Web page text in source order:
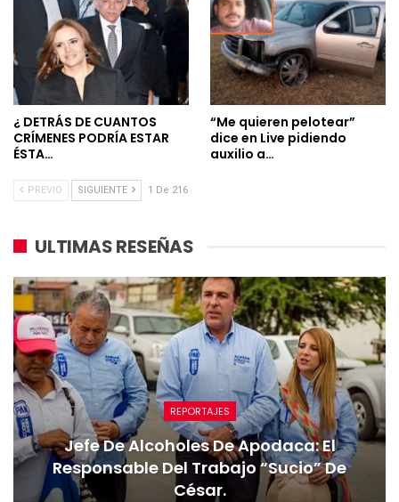
¿ DETRÁS DE CUANTOS
CRÍMENES PODRÍA ESTAR
ÉSTA…
“Me quieren pelotear”
dice en Live pidiendo
auxilio a…
PREVIO SIGUIENTE 1 De 216
ULTIMAS RESEÑAS
REPORTAJES
Jefe De Alcoholes De Apodaca: El
Responsable Del Trabajo “sucio” De
César.